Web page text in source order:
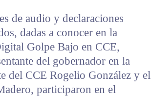
de audio y declaraciones
dadas a conocer en la
Golpe Bajo en CCE,
del gobernador en la
del CCE Rogelio González y el
participaron en el